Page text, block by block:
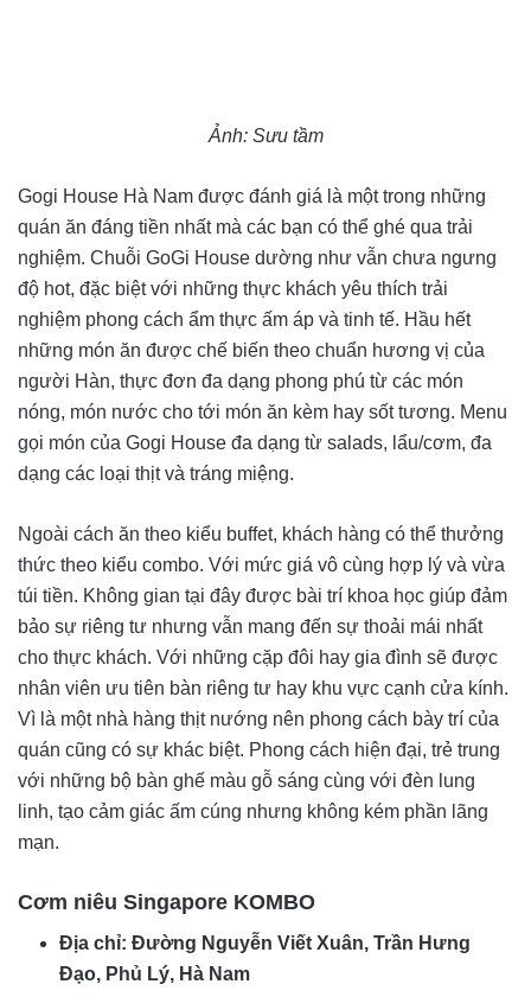
Ảnh: Sưu tầm
Gogi House Hà Nam được đánh giá là một trong những
quán ăn đáng tiền nhất mà các bạn có thể ghé qua trải
nghiệm. Chuỗi GoGi House dường như vẫn chưa ngưng
độ hot, đặc biệt với những thực khách yêu thích trải
nghiệm phong cách ẩm thực ấm áp và tinh tế. Hầu hết
những món ăn được chế biến theo chuẩn hương vị của
người Hàn, thực đơn đa dạng phong phú từ các món
nóng, món nước cho tới món ăn kèm hay sốt tương. Menu
gọi món của Gogi House đa dạng từ salads, lẩu/cơm, đa
dạng các loại thịt và tráng miệng.
Ngoài cách ăn theo kiểu buffet, khách hàng có thể thưởng
thức theo kiểu combo. Với mức giá vô cùng hợp lý và vừa
túi tiền. Không gian tại đây được bài trí khoa học giúp đảm
bảo sự riêng tư nhưng vẫn mang đến sự thoải mái nhất
cho thực khách. Với những cặp đôi hay gia đình sẽ được
nhân viên ưu tiên bàn riêng tư hay khu vực cạnh cửa kính.
Vì là một nhà hàng thịt nướng nên phong cách bày trí của
quán cũng có sự khác biệt. Phong cách hiện đại, trẻ trung
với những bộ bàn ghế màu gỗ sáng cùng với đèn lung
linh, tạo cảm giác ấm cúng nhưng không kém phần lãng
mạn.
Cơm niêu Singapore KOMBO
Địa chỉ: Đường Nguyễn Viết Xuân, Trần Hưng
Đạo, Phủ Lý, Hà Nam